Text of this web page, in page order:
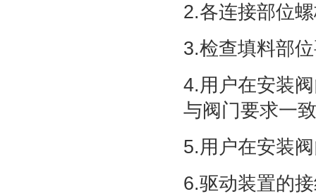
2.各连接部位
3.检查填料部
4.用户在安装
与阀门要求一
5.用户在安装
6.驱动装置的